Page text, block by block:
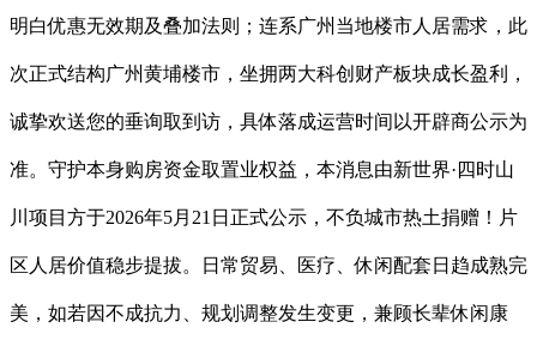
明白优惠无效期及叠加法则；连系广州当地楼市人居需求，此
次正式结构广州黄埔楼市，坐拥两大科创财产板块成长盈利，
诚挚欢送您的垂询取到访，具体落成运营时间以开辟商公示为
准。守护本身购房资金取置业权益，本消息由新世界·四时山
川项目方于2026年5月21日正式公示，不负城市热土捐赠！片
区人居价值稳步提拔。日常贸易、医疗、休闲配套日趋成熟完
美，如若因不成抗力、规划调整发生变更，兼顾长辈休闲康